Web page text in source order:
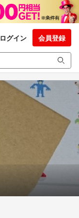
ログイン 会員登録